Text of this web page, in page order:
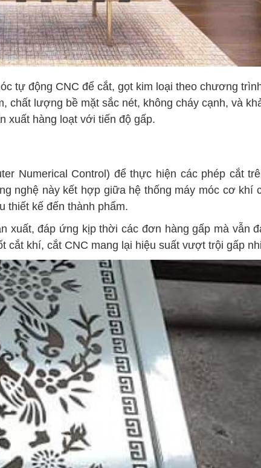
tự động CNC để cắt, gọt kim loại theo chương
lượng bề mặt sắc nét, không cháy cạnh, và
xuất hàng loạt với tiến độ gấp.
Numerical Control) để thực hiện các phép cắt
nghệ này kết hợp giữa hệ thống máy móc cơ khí
thiết kế đến thành phẩm.
xuất, đáp ứng kịp thời các đơn hàng gấp mà vẫn
khí, cắt CNC mang lại hiệu suất vượt trội gấp